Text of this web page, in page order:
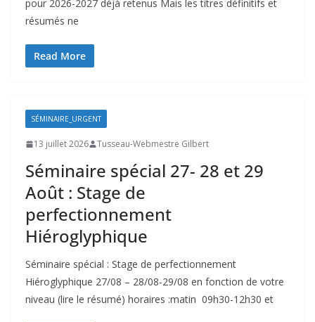
pour 2026-2027 déjà retenus Mais les titres définitifs et
résumés ne
Read More
SÉMINAIRE_URGENT
13 juillet 2026 Tusseau-Webmestre Gilbert
Séminaire spécial 27- 28 et 29
Août : Stage de
perfectionnement
Hiéroglyphique
Séminaire spécial : Stage de perfectionnement
Hiéroglyphique 27/08 – 28/08-29/08 en fonction de votre
niveau (lire le résumé) horaires :matin 09h30-12h30 et